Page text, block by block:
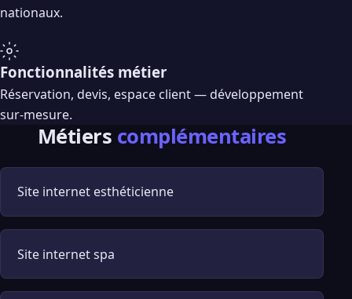
nationaux.
Fonctionnalités métier
Réservation, devis, espace client — développement
sur-mesure.
Métiers complémentaires
Site internet esthéticienne
Site internet spa